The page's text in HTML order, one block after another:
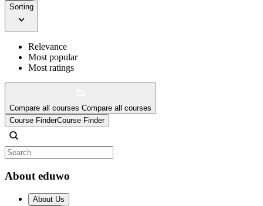
Sorting
Relevance
Most popular
Most ratings
Compare all courses Compare all courses
Course FinderCourse Finder
About eduwo
About Us